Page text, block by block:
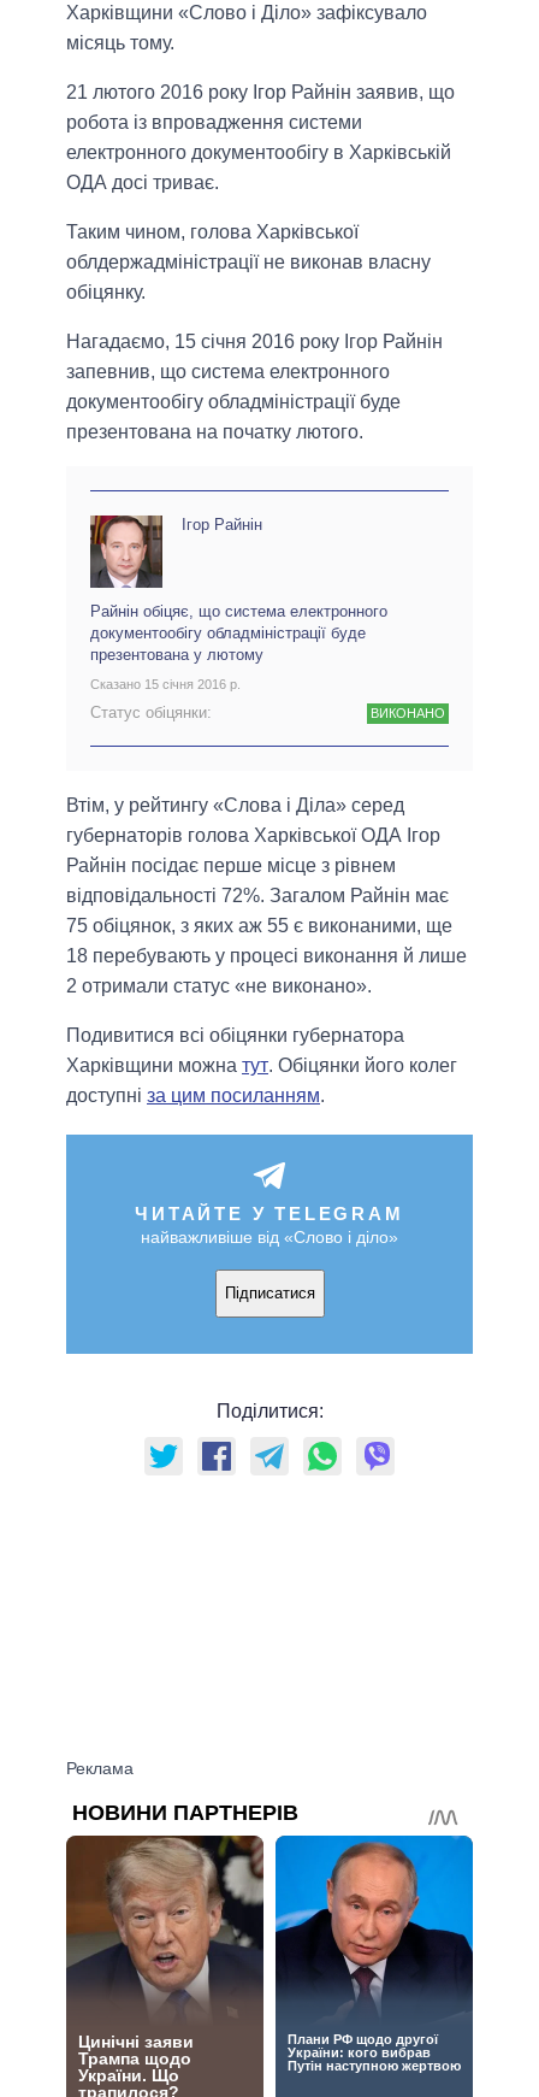
Харківщини «Слово і Діло» зафіксувало
місяць тому.
21 лютого 2016 року Ігор Райнін заявив, що
робота із впровадження системи
електронного документообігу в Харківській
ОДА досі триває.
Таким чином, голова Харківської
облдержадміністрації не виконав власну
обіцянку.
Нагадаємо, 15 січня 2016 року Ігор Райнін
запевнив, що система електронного
документообігу обладміністрації буде
презентована на початку лютого.
Ігор Райнін
Райнін обіцяє, що система електронного
документообігу обладміністрації буде
презентована у лютому
Сказано 15 січня 2016 р.
Статус обіцянки: ВИКОНАНО
Втім, у рейтингу «Слова і Діла» серед
губернаторів голова Харківської ОДА Ігор
Райнін посідає перше місце з рівнем
відповідальності 72%. Загалом Райнін має
75 обіцянок, з яких аж 55 є виконаними, ще
18 перебувають у процесі виконання й лише
2 отримали статус «не виконано».
Подивитися всі обіцянки губернатора
Харківщини можна тут. Обіцянки його колег
доступні за цим посиланням.
ЧИТАЙТЕ У TELEGRAM
найважливіше від «Слово і діло»
Підписатися
Поділитися: